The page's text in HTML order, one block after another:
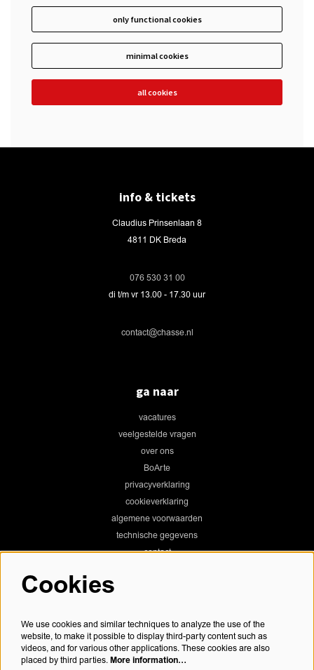
only functional cookies
minimal cookies
all cookies
info & tickets
Claudius Prinsenlaan 8
4811 DK Breda
076 530 31 00
di t/m vr 13.00 - 17.30 uur
contact@chasse.nl
ga naar
vacatures
veelgestelde vragen
over ons
BoArte
privacyverklaring
cookieverklaring
algemene voorwaarden
technische gegevens
contact
Cookies
We use cookies and similar techniques to analyze the use of the
website, to make it possible to display third-party content such as
videos, and for various other applications. These cookies are also
placed by third parties. More information…